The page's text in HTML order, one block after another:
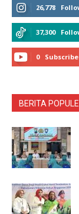
26,778
37,300
0
BERITA